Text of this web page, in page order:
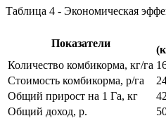
Таблица 4 - Экономическая
Показатели
Количество комбикорма, кг/га
Стоимость комбикорма, р/га
Общий прирост на 1 Га, кг
Общий доход, р.